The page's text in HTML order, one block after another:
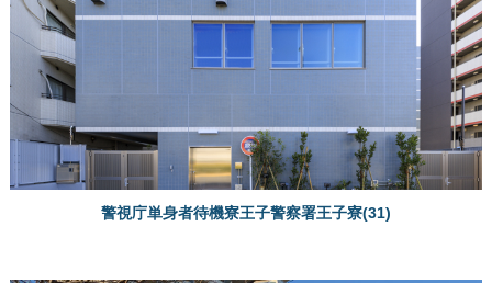
警視庁単身者待機寮王子警察署王子寮(31)